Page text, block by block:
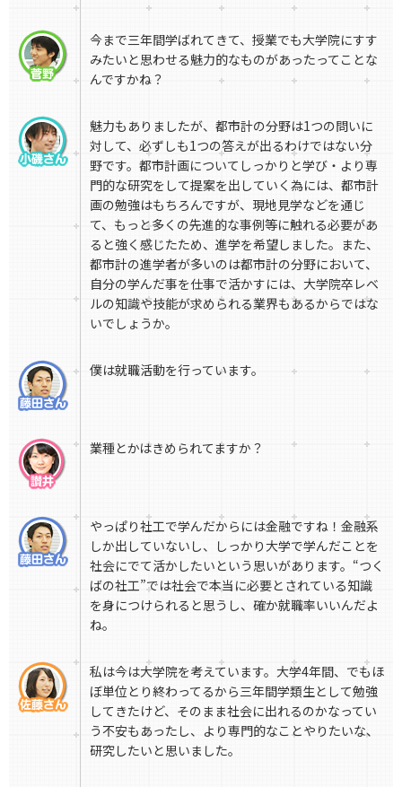
今まで三年間学ばれてきて、授業でも大学院にすす
みたいと思わせる魅力的なものがあったってことな
んですかね？
魅力もありましたが、都市計の分野は1つの問いに
対して、必ずしも1つの答えが出るわけではない分
野です。都市計画についてしっかりと学び・より専
門的な研究をして提案を出していく為には、都市計
画の勉強はもちろんですが、現地見学などを通じ
て、もっと多くの先進的な事例等に触れる必要があ
ると強く感じたため、進学を希望しました。また、
都市計の進学者が多いのは都市計の分野において、
自分の学んだ事を仕事で活かすには、大学院卒レベ
ルの知識や技能が求められる業界もあるからではな
いでしょうか。
僕は就職活動を行っています。
業種とかはきめられてますか？
やっぱり社工で学んだからには金融ですね！金融系
しか出していないし、しっかり大学で学んだことを
社会にでて活かしたいという思いがあります。“つく
ばの社工”では社会で本当に必要とされている知識
を身につけられると思うし、確か就職率いいんだよ
ね。
私は今は大学院を考えています。大学4年間、でもほ
ぼ単位とり終わってるから三年間学類生として勉強
してきたけど、そのまま社会に出れるのかなってい
う不安もあったし、より専門的なことやりたいな、
研究したいと思いました。